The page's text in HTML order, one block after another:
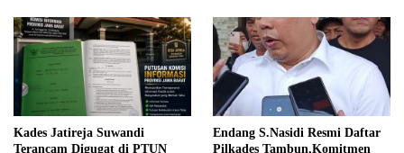
Kades Jatireja Suwandi
Terancam Digugat di PTUN
Endang S.Nasidi Resmi Daftar
Pilkades Tambun,Komitmen